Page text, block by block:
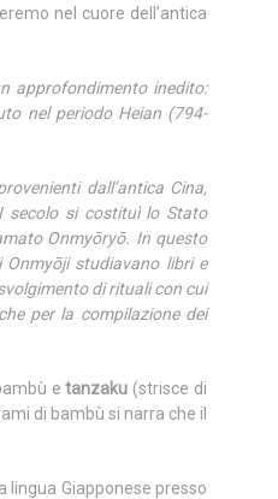
nel cuore dell’antica
approfondimento inedito:
nel periodo Heian (794-
dall’antica Cina,
secolo si costituì lo Stato
Onmyōryō. In questo
Onmyōji studiavano libri e
di rituali con cui
per la compilazione dei
etanzaku (strisce di
di bambù si narra che il
lingua Giapponese presso